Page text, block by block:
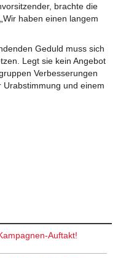
brachte die
haben einen langem
Geduld muss sich
Legt sie kein Angebot
Verbesserungen
und einem
Auftakt!